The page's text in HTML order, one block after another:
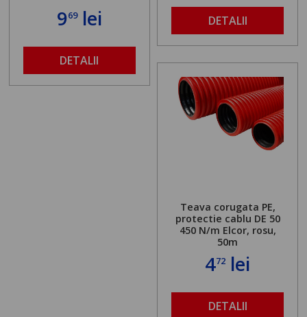
969lei
DETALII
DETALII
Teava corugata PE,
protectie cablu DE 50
450 N/m Elcor, rosu,
50m
472 lei
DETALII